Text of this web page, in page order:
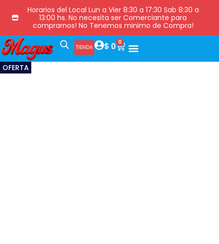
Horarios del Local Lun a Vier 8:30 a 17:30 Sab 8:30 a
13:00 hs. No necesita ser Comerciante para
comprarnos! No Tenemos minimo de Compra!
TIENDA $ 0 0
OFERTA